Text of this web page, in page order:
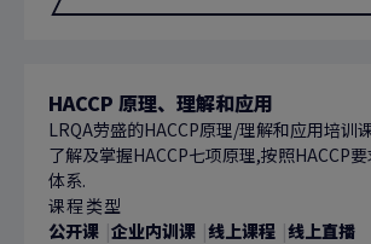
HACCP 原理、理解和应用
LRQA劳盛的HACCP原理/理解和应用培训
了解及掌握HACCP七项原理,按照HACCP
体系.
课程类型
公开课 企业内训课 线上课程 线上直播